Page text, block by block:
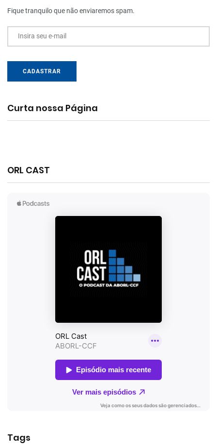
Fique tranquilo que não enviaremos spam.
Insira seu e-mail
CADASTRAR
Curta nossa Página
ORL CAST
Tags